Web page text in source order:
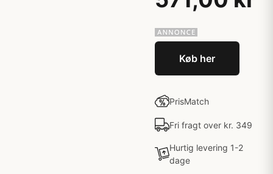
Køb her
PrisMatch
Fri fragt over kr. 349
Hurtig levering 1-2
dage